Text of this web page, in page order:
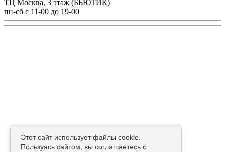
ТЦ Москва, 3 этаж (БЬЮТИК)
пн-сб с 11-00 до 19-00
Этот сайт использует файлы cookie.
Пользуясь сайтом, вы соглашаетесь с